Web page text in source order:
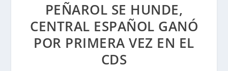
PEÑAROL SE HUNDE,
CENTRAL ESPAÑOL GANÓ
POR PRIMERA VEZ EN EL
CDS